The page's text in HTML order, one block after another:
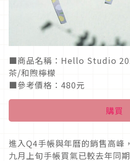
■商品名稱：Hello Studio
茶/和煦檸檬
■參考價格：480元
購買
進入Q4手帳與年曆的銷售高峰
九月上旬手帳買氣已較去年同